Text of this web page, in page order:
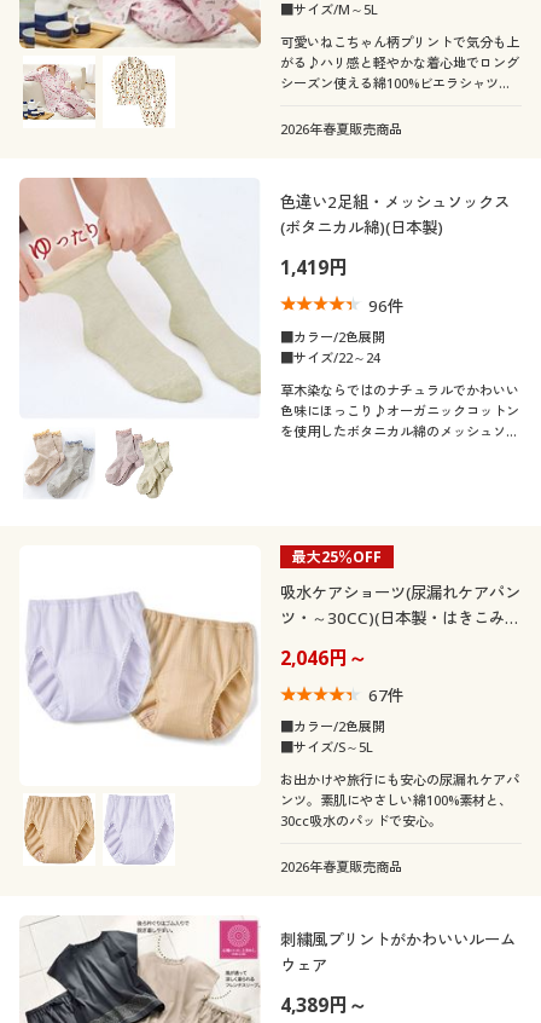
■サイズ/M～5L
可愛いねこちゃん柄プリントで気分も上
がる♪ハリ感と軽やかな着心地でロング
シーズン使える綿100%ビエラシャツパ
plump(プランプ)もあります。
2026年春夏販売商品
色違い2足組・メッシュソックス
(ボタニカル綿)(日本製)
1,419円
96件
■カラー/2色展開
■サイズ/22～24
草木染ならではのナチュラルでかわいい
色味にほっこり♪オーガニックコットン
を使用したボタニカル綿のメッシュソッ
最大25％OFF
吸水ケアショーツ(尿漏れケアパン
ツ・～30CC)(日本製・はきこみ丈
2,046円～
67件
■カラー/2色展開
■サイズ/S～5L
お出かけや旅行にも安心の尿漏れケアパ
ンツ。素肌にやさしい綿100%素材と、
30cc吸水のパッドで安心。
2026年春夏販売商品
刺繍風プリントがかわいいルーム
ウェア
4,389円～